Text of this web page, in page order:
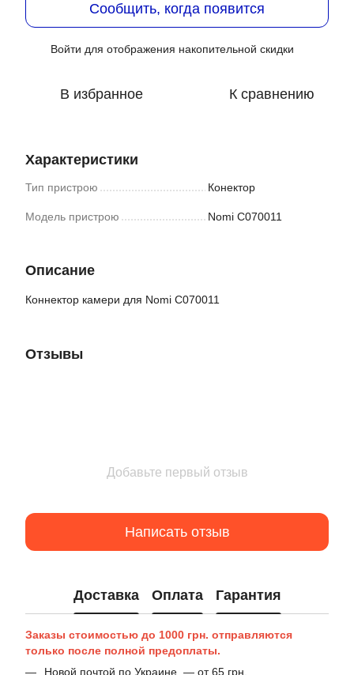
Сообщить, когда появится
Войти для отображения накопительной скидки
В избранное К сравнению
Характеристики
Тип пристрою Конектор
Модель пристрою Nomi C070011
Описание
Коннектор камери для Nomi C070011
Отзывы
Добавьте первый отзыв
Написать отзыв
Доставка Оплата Гарантия
Заказы стоимостью до 1000 грн. отправляются
только после полной предоплаты.
Новой почтой по Украине — от 65 грн.